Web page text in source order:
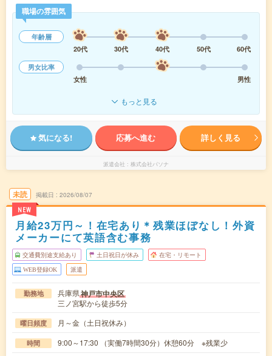
職場の雰囲気
年齢層
20代
30代 40代 50代
60代
男女比率
女性
男性
もっと見る
気になる! 応募へ進む 詳しく見る
派遣会社 株式会社パソナ
未読
NEW
掲載日 2026/08/07
月給23万円～！在宅あり＊残業ほぼなし！外資
メーカーにて英語含む事務
交通費別途支給あり 土日祝日が休み 在宅・リモート
WEB登録OK 派遣
勤務地 兵庫県神戸市中央区
三ノ宮駅から徒歩5分
曜日頻度 月～金（土日祝休み）
時間 9:00～17:30 （実働7時間30分）休憩60分 ※残業少